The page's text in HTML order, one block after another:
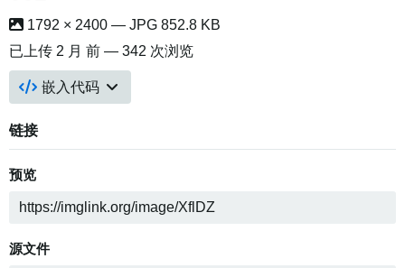
1792 × 2400 — JPG 852.8 KB
已上传 2 月 前 — 342 次浏览
嵌入代码
链接
预览
源文件